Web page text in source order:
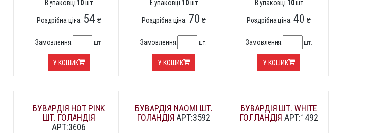
В упаковці 10шт
Роздрібна ціна: 54 ₴
Замовлення: шт.
У КОШИК
В упаковці 10шт
Роздрібна ціна: 70 ₴
Замовлення: шт.
У КОШИК
В упаковці 10шт
Роздрібна ціна:40 ₴
Замовлення: шт.
У КОШИК
БУВАРДІЯ HOT PINK
ШТ. ГОЛАНДІЯ
АРТ:3606
БУВАРДІЯ NAOMI ШТ.
ГОЛАНДІЯ АРТ:3592
БУВАРДІЯ ШТ. WHITE
ГОЛЛАНДІЯ АРТ:1492